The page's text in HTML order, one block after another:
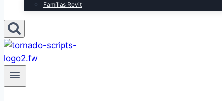
Famílias Revit